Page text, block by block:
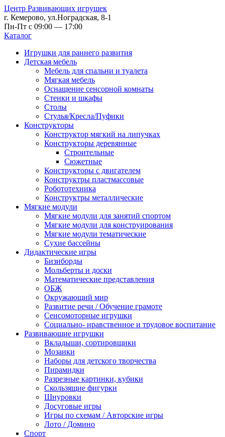
Центр Развивающих игрушек
г. Кемерово, ул.Ноградская, 8-1
Пн-Пт с 09:00 — 17:00
Каталог
Игрушки для раннего развития
Детская мебель
Мебель для спальни и туалета
Мягкая мебель
Оснащение сенсорной комнаты
Стенки и шкафы
Столы
Стулья/Кресла/Пуфики
Конструкторы
Конструктор мягкий на липучках
Конструкторы деревянные
Строительные
Сюжетные
Конструкторы с двигателем
Конструктры пластмассовые
Робототехника
Конструктры металлические
Мягкие модули
Мягкие модули для занятий спортом
Мягкие модули для конструирования
Мягкие модули тематические
Сухие бассейны
Дидактические игры
Бизиборды
Мольберты и доски
Математические представления
ОБЖ
Окружающий мир
Развитие речи / Обучение грамоте
Сенсомоторные игрушки
Социально- нравственное и трудовое воспитание
Развивающие игрушки
Вкладыши, сортировщики
Мозаики
Наборы для детского творчества
Пирамидки
Разрезные картинки, кубики
Скользящие фигурки
Шнуровки
Досуговые игры
Игры по схемам / Авторские игры
Лото / Домино
Спорт